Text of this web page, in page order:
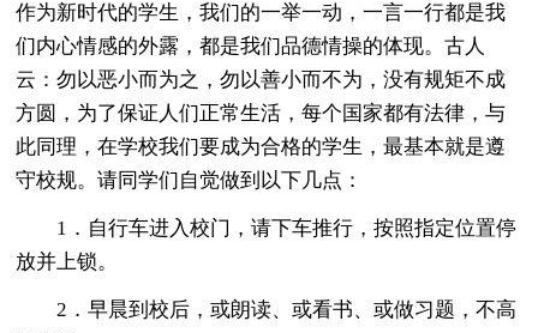
作为新时代的学生，我们的一举一动，一言一行都是我
们内心情感的外露，都是我们品德情操的体现。古人
云：勿以恶小而为之，勿以善小而不为，没有规矩不成
方圆，为了保证人们正常生活，每个国家都有法律，与
此同理，在学校我们要成为合格的学生，最基本就是遵
守校规。请同学们自觉做到以下几点：
1．自行车进入校门，请下车推行，按照指定位置停
放并上锁。
2．早晨到校后，或朗读、或看书、或做习题，不高